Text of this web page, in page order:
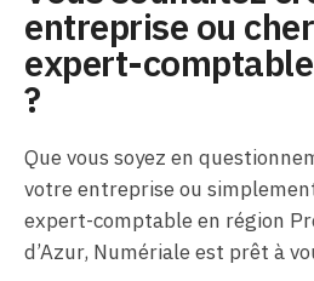
entreprise ou
expert-
?
Que vous soyez en
votre entreprise ou
expert-comptable en région
d’Azur, Numériale est prêt à